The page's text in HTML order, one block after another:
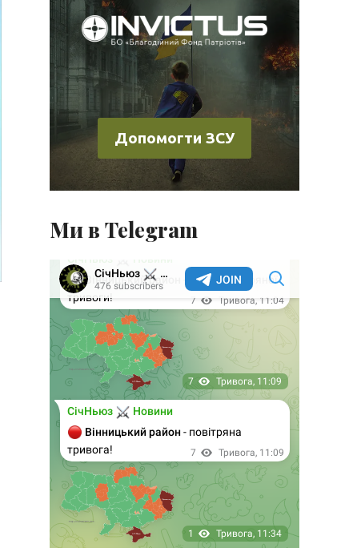
Допомогти ЗСУ
Ми в Telegram